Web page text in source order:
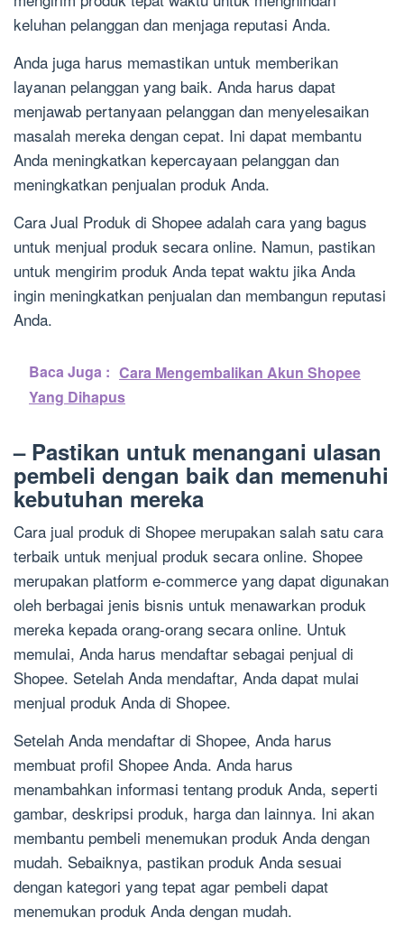
keluhan pelanggan dan menjaga reputasi Anda.
Anda juga harus memastikan untuk memberikan
layanan pelanggan yang baik. Anda harus dapat
menjawab pertanyaan pelanggan dan menyelesaikan
masalah mereka dengan cepat. Ini dapat membantu
Anda meningkatkan kepercayaan pelanggan dan
meningkatkan penjualan produk Anda.
Cara Jual Produk di Shopee adalah cara yang bagus
untuk menjual produk secara online. Namun, pastikan
untuk mengirim produk Anda tepat waktu jika Anda
ingin meningkatkan penjualan dan membangun reputasi
Anda.
Baca Juga : Cara Mengembalikan Akun Shopee
Yang Dihapus
– Pastikan untuk menangani ulasan
pembeli dengan baik dan memenuhi
kebutuhan mereka
Cara jual produk di Shopee merupakan salah satu cara
terbaik untuk menjual produk secara online. Shopee
merupakan platform e-commerce yang dapat digunakan
oleh berbagai jenis bisnis untuk menawarkan produk
mereka kepada orang-orang secara online. Untuk
memulai, Anda harus mendaftar sebagai penjual di
Shopee. Setelah Anda mendaftar, Anda dapat mulai
menjual produk Anda di Shopee.
Setelah Anda mendaftar di Shopee, Anda harus
membuat profil Shopee Anda. Anda harus
menambahkan informasi tentang produk Anda, seperti
gambar, deskripsi produk, harga dan lainnya. Ini akan
membantu pembeli menemukan produk Anda dengan
mudah. Sebaiknya, pastikan produk Anda sesuai
dengan kategori yang tepat agar pembeli dapat
menemukan produk Anda dengan mudah.